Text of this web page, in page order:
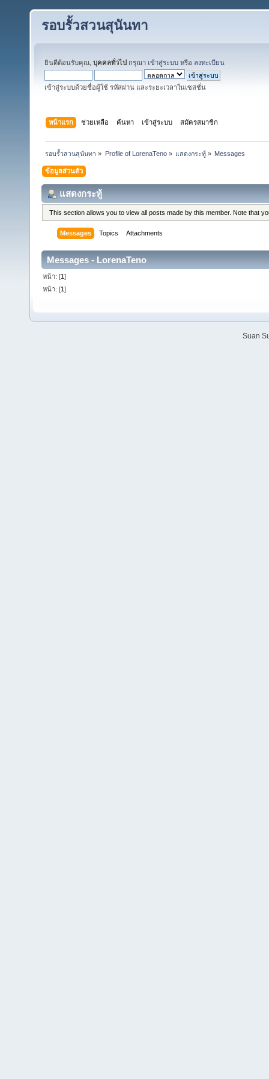
รอบรั้วสวนสุนันทา
ยินดีต้อนรับคุณ, บุคคลทั่วไป กรุณา เข้าสู่ระบบ หรือ ลงทะเบียน
เข้าสู่ระบบด้วยชื่อผู้ใช้ รหัสผ่าน และระยะเวลาในเซสชั่น
หน้าแรก ช่วยเหลือ ค้นหา เข้าสู่ระบบ สมัครสมาชิก
รอบรั้วสวนสุนันทา » Profile of LorenaTeno» แสดงกระทู้» Messages
ข้อมูลส่วนตัว
แสดงกระทู้
This section allows you to view all posts made by this member. Note that
Messages Topics Attachments
Messages - LorenaTeno
หน้า: [1]
หน้า: [1]
Suan